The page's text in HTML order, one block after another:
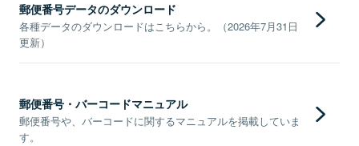
郵便番号データのダウンロード
各種データのダウンロードはこちらから。（2026年7月31日
更新）
郵便番号・バーコードマニュアル
郵便番号や、バーコードに関するマニュアルを掲載していま
す。